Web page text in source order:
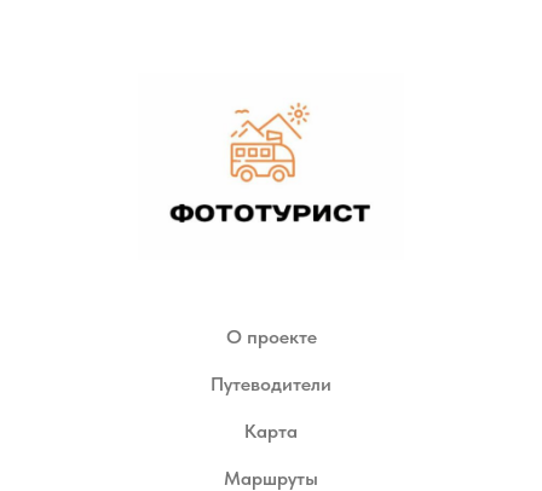
О проекте
Путеводители
Карта
Маршруты